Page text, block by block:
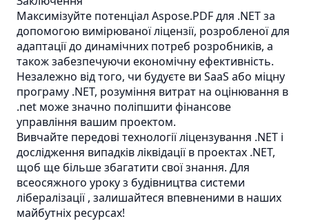
Максимізуйте потенціал Aspose.PDF для .NET за
допомогою вимірюваної ліцензії, розробленої для
адаптації до динамічних потреб розробників, а
також забезпечуючи економічну ефективність.
Незалежно від того, чи будуєте ви SaaS або міцну
програму .NET, розуміння витрат на оцінювання в
.net може значно поліпшити фінансове
управління вашим проектом.
Вивчайте передові технології ліцензування .NET і
дослідження випадків ліквідації в проектах .NET,
щоб ще більше збагатити свої знання. Для
всеосяжного уроку з будівництва системи
лібералізації , залишайтеся впевненими в наших
майбутніх ресурсах!